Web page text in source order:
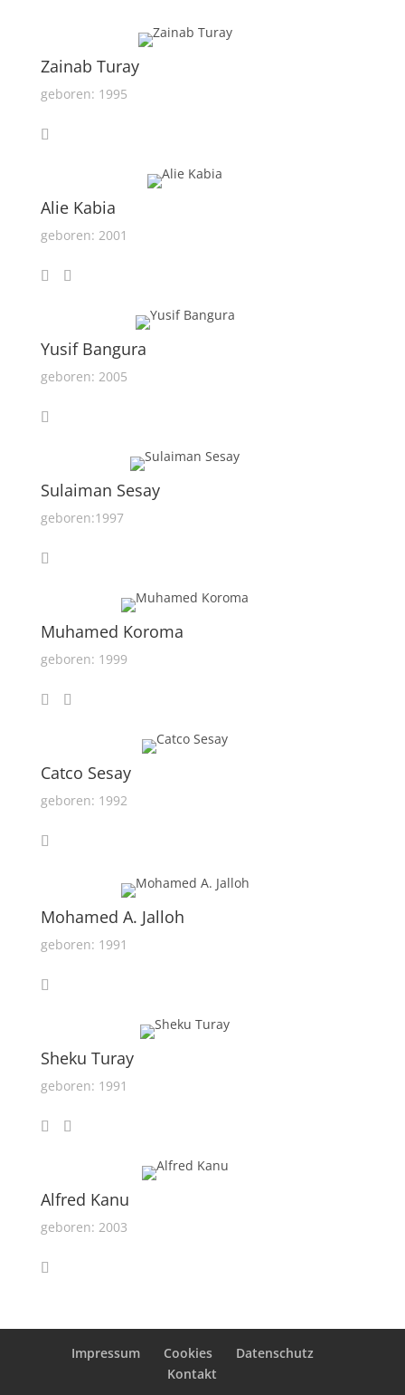
Zainab Turay
geboren: 1995
Alie Kabia
geboren: 2001
Yusif Bangura
geboren: 2005
Sulaiman Sesay
geboren:1997
Muhamed Koroma
geboren: 1999
Catco Sesay
geboren: 1992
Mohamed A. Jalloh
geboren: 1991
Sheku Turay
geboren: 1991
Alfred Kanu
geboren: 2003
Impressum Cookies
Datenschutz
Kontakt